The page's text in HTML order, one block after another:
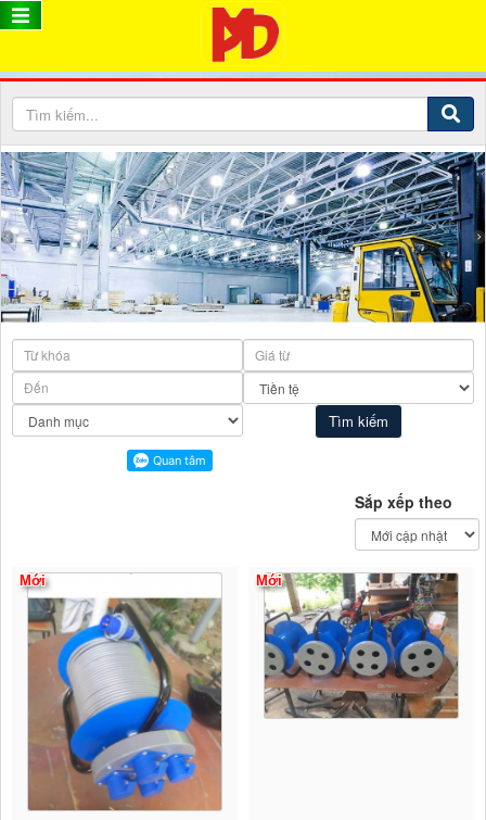
THIẾT BỊ VẬT TƯ CÔNG NGHIỆP MỸ PHƯỚC ĐỨC
THIẾT BỊ VẬT TƯ CÔNG NGHIỆP MỸ PHƯỚC ĐỨC
Thiết Bị Vật Tư Công Nghiệp Mỹ Phước Đức
Sắp xếp theo
Mới Mới